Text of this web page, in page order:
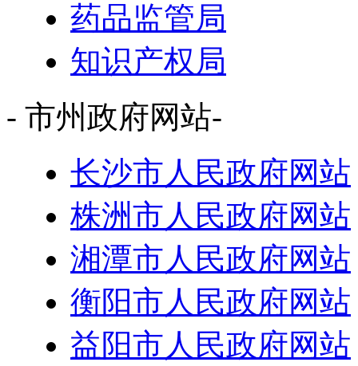
药品监管局
知识产权局
- 市州政府网站-
长沙市人民政府网站
株洲市人民政府网站
湘潭市人民政府网站
衡阳市人民政府网站
益阳市人民政府网站